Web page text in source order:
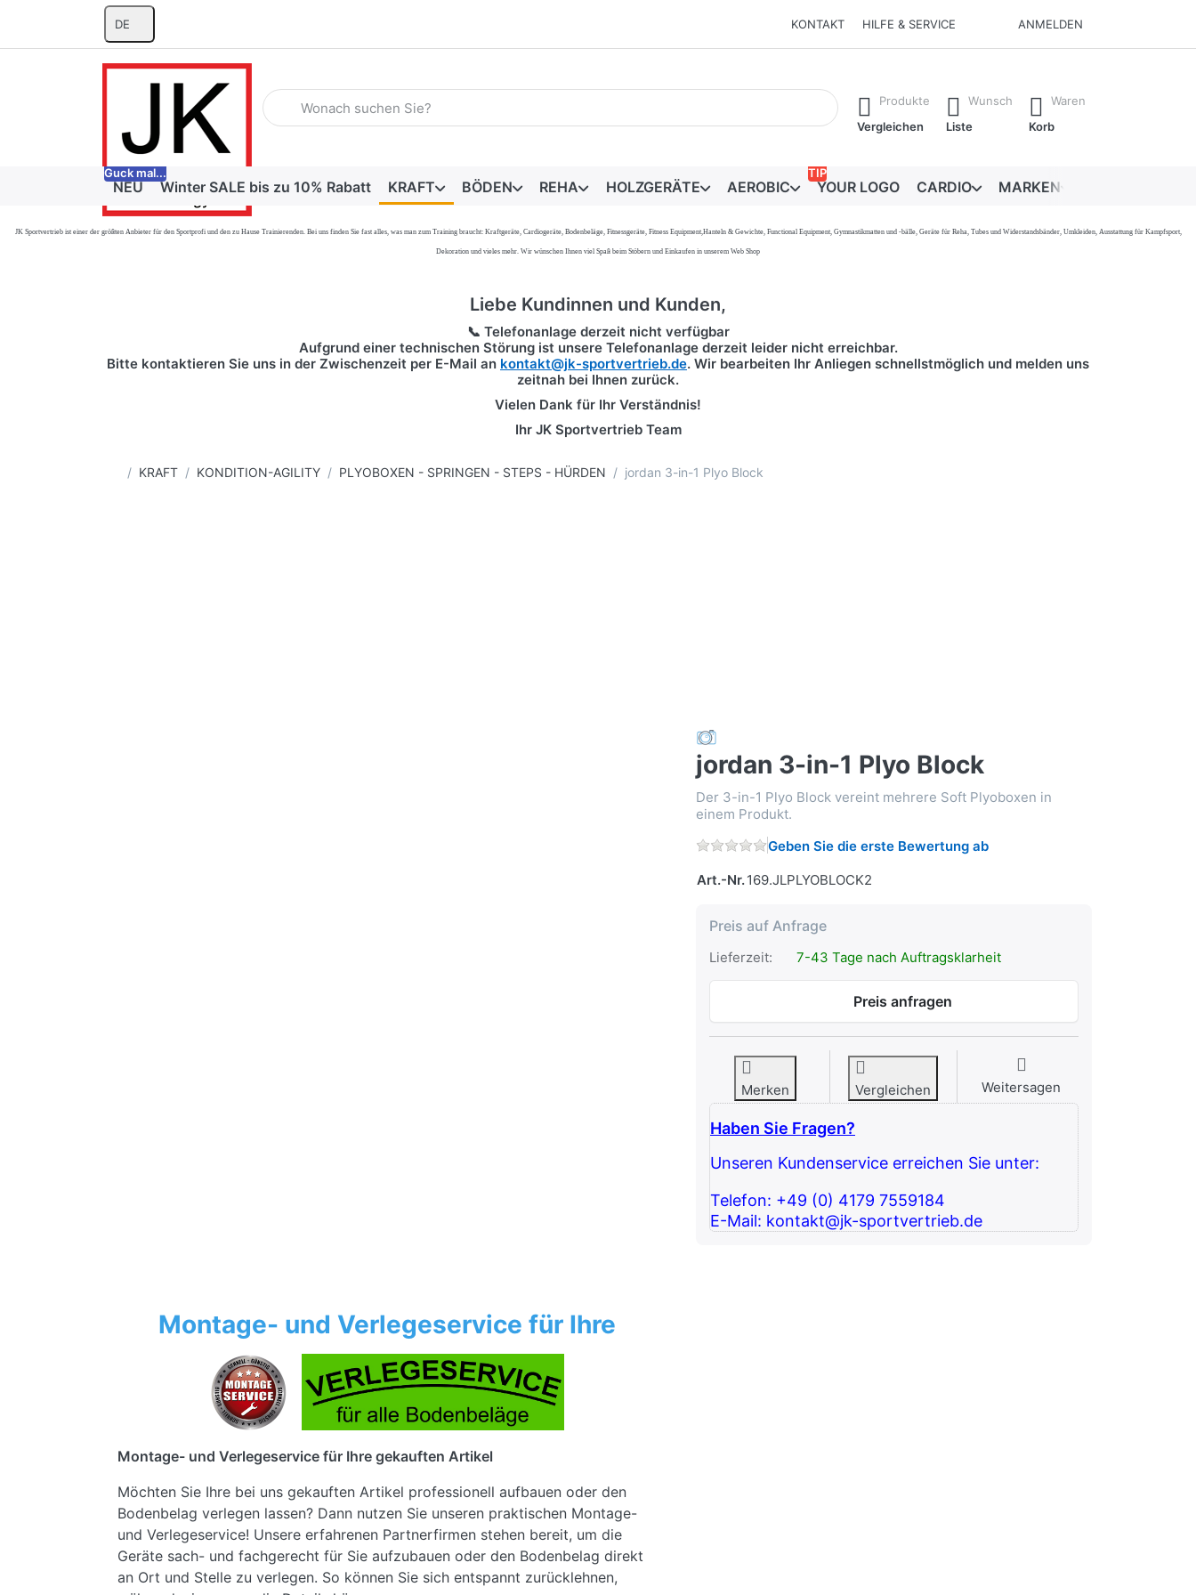
DE KONTAKT HILFE & SERVICE ANMELDEN
Geben Sie einen Suchbegriff ein. Während Sie tippen, erscheinen automatisch erste Ergebnisse. Drücken Sie die Eingabetaste, um alle Ergebnisse
Produkte
Vergleichen
Wunsch
Liste
Waren
Korb
NEU
Guck mal...
Winter SALE bis zu 10% Rabatt KRAFT BÖDEN REHA HOLZGERÄTE AEROBIC YOUR LOGO
TIP
CARDIO MARKEN
JK Sportvertrieb ist einer der größten Anbieter für den Sportprofi und den zu Hause Trainierenden. Bei uns finden Sie fast alles, was man zum Training braucht: Kraftgeräte, Cardiogeräte, Bodenbeläge, Fitnessgeräte, Fitness Equipment,Hanteln & Gewichte, Functional Equipment, Gymnastikmatten und -bälle, Geräte für Reha, Tubes und Widerstandsbänder, Umkleiden, Ausstattung für Kampfsport,
Dekoration und vieles mehr. Wir wünschen Ihnen viel Spaß beim Stöbern und Einkaufen in unserem Web Shop
Liebe Kundinnen und Kunden,
📞 Telefonanlage derzeit nicht verfügbar
Aufgrund einer technischen Störung ist unsere Telefonanlage derzeit leider nicht erreichbar.
Bitte kontaktieren Sie uns in der Zwischenzeit per E-Mail an kontakt@jk-sportvertrieb.de. Wir bearbeiten Ihr Anliegen schnellstmöglich und melden uns
zeitnah bei Ihnen zurück.
Vielen Dank für Ihr Verständnis!
Ihr JK Sportvertrieb Team
Startseite
KRAFT KONDITION-AGILITY PLYOBOXEN - SPRINGEN - STEPS - HÜRDEN jordan 3-in-1 Plyo Block
Montage- und Verlegeservice für Ihre
Montage- und Verlegeservice für Ihre gekauften Artikel
Möchten Sie Ihre bei uns gekauften Artikel professionell aufbauen oder den
Bodenbelag verlegen lassen? Dann nutzen Sie unseren praktischen Montage-
und Verlegeservice! Unsere erfahrenen Partnerfirmen stehen bereit, um die
Geräte sach- und fachgerecht für Sie aufzubauen oder den Bodenbelag direkt
an Ort und Stelle zu verlegen. So können Sie sich entspannt zurücklehnen,
jordan 3-in-1 Plyo Block
Der 3-in-1 Plyo Block vereint mehrere Soft Plyoboxen in
einem Produkt.
Geben Sie die erste Bewertung ab
Art.-Nr.169.JLPLYOBLOCK2
Preis auf Anfrage
Lieferzeit: 7-43 Tage nach Auftragsklarheit
Preis anfragen
Merken Vergleichen Weitersagen
Haben Sie Fragen?
Unseren Kundenservice erreichen Sie unter:
Telefon: +49 (0) 4179 7559184
E-Mail: kontakt@jk-sportvertrieb.de